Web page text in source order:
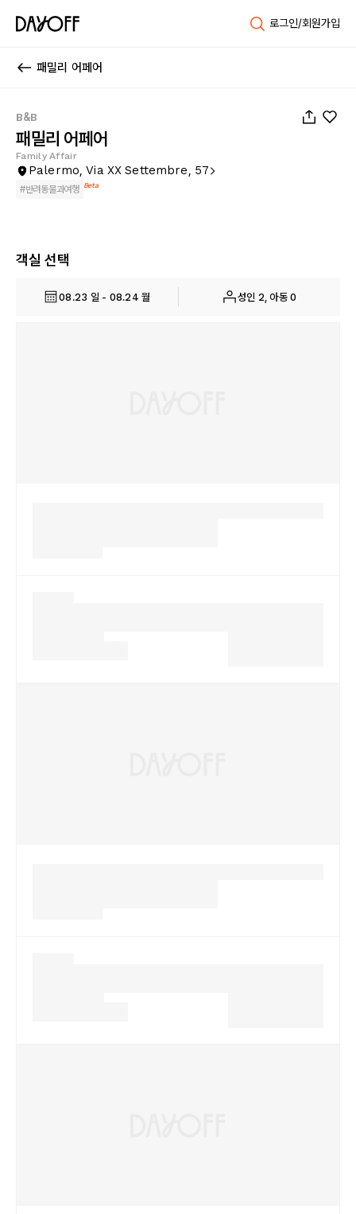
로그인/회원가입
패밀리 어페어
B&B
패밀리 어페어
Family Affair
Palermo, Via XX Settembre, 57
#반려동물과여행 Beta
객실 선택
08.23 일 - 08.24 월 성인 2, 아동 0